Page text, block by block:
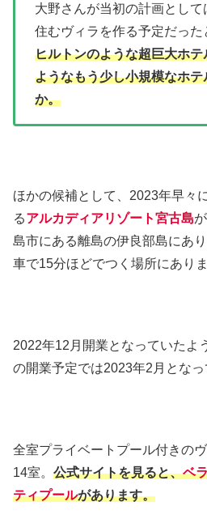
大野さんが当初の計画とし
住むヴィラを作る予定だった
ヒルトンのような超巨大ホ
ようなもう少し小規模なホ
か。
ほかの候補として、2023年早々
るアルカディアリゾート宮古島
島市にある離島の伊良部島にあ
車で15分ほどでつく場所にありま
2022年12月開業となっていたよ
の開業予定では2023年2月となっ
全室プライベートプール付きの
14室。 公式サイトを見ると、ベ
ティプールがあります。